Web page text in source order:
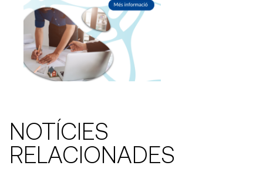
NOTÍCIES
RELACIONADES